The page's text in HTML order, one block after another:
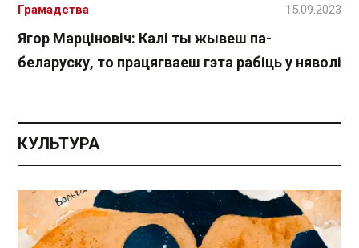
Ягор Марціновіч: Калі ты жывеш па-
беларуску, то працягваеш гэта рабіць у няволі
Грамадства 15.09.2023
КУЛЬТУРА